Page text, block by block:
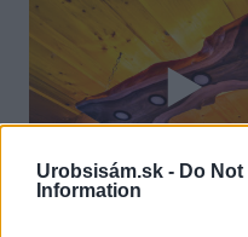
Urobsisám.sk - Do
Information